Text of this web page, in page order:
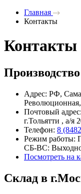
Главная
Контакты
Контакты
Адрес: РФ,
Почтовый
г.Тольятти , а/я
Телефон: 8
Режим работы:
СБ-ВС:
Посмотреть на
Склад в